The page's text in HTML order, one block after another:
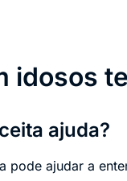
idosos
ajuda?
pode ajudar a